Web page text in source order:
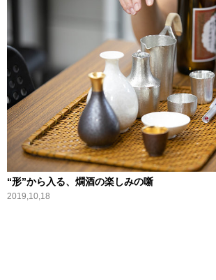
“形”から入る、燗酒の楽しみの噺
2019,10,18